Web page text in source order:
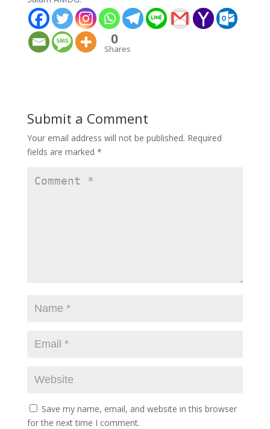
0
Shares
Submit a Comment
Your email address will not be published. Required
fields are marked *
Save my name, email, and website in this browser
for the next time I comment.